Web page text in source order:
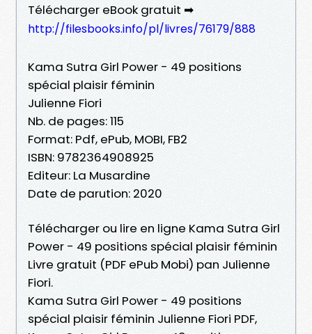
Télécharger eBook gratuit ➡
http://filesbooks.info/pl/livres/76179/888
Kama Sutra Girl Power - 49 positions
spécial plaisir féminin
Julienne Fiori
Nb. de pages: 115
Format: Pdf, ePub, MOBI, FB2
ISBN: 9782364908925
Editeur: La Musardine
Date de parution: 2020
Télécharger ou lire en ligne Kama Sutra Girl
Power - 49 positions spécial plaisir féminin
Livre gratuit (PDF ePub Mobi) pan Julienne
Fiori.
Kama Sutra Girl Power - 49 positions
spécial plaisir féminin Julienne Fiori PDF,